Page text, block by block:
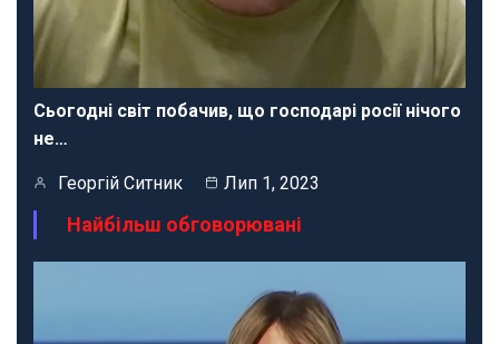
Сьогодні світ побачив, що господарі росії нічого
не…
Георгій Ситник Лип 1, 2023
Найбільш обговорювані